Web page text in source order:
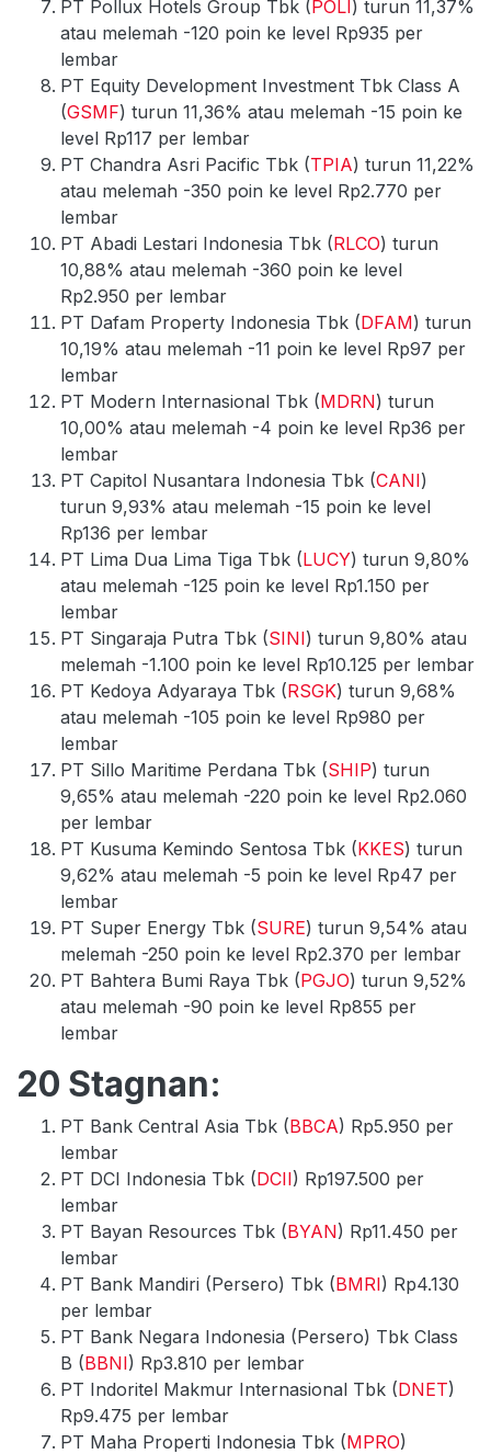
PT Pollux Hotels Group Tbk ( POLI ) turun 11,37%
atau melemah -120 poin ke level Rp935 per
lembar
PT Equity Development Investment Tbk Class A
(GSMF) turun 11,36% atau melemah -15 poin ke
level Rp117 per lembar
PT Chandra Asri Pacific Tbk (TPIA) turun 11,22%
atau melemah -350 poin ke level Rp2.770 per
lembar
PT Abadi Lestari Indonesia Tbk (RLCO) turun
10,88% atau melemah -360 poin ke level
Rp2.950 per lembar
PT Dafam Property Indonesia Tbk (DFAM) turun
10,19% atau melemah -11 poin ke level Rp97 per
lembar
PT Modern Internasional Tbk (MDRN) turun
10,00% atau melemah -4 poin ke level Rp36 per
lembar
PT Capitol Nusantara Indonesia Tbk (CANI)
turun 9,93% atau melemah -15 poin ke level
Rp136 per lembar
PT Lima Dua Lima Tiga Tbk (LUCY) turun 9,80%
atau melemah -125 poin ke level Rp1.150 per
lembar
PT Singaraja Putra Tbk (SINI) turun 9,80% atau
melemah -1.100 poin ke level Rp10.125 per lembar
PT Kedoya Adyaraya Tbk (RSGK) turun 9,68%
atau melemah -105 poin ke level Rp980 per
lembar
PT Sillo Maritime Perdana Tbk (SHIP) turun
9,65% atau melemah -220 poin ke level Rp2.060
per lembar
PT Kusuma Kemindo Sentosa Tbk (KKES) turun
9,62% atau melemah -5 poin ke level Rp47 per
lembar
PT Super Energy Tbk (SURE) turun 9,54% atau
melemah -250 poin ke level Rp2.370 per lembar
PT Bahtera Bumi Raya Tbk (PGJO) turun 9,52%
atau melemah -90 poin ke level Rp855 per
lembar
20 Stagnan:
PT Bank Central Asia Tbk (BBCA) Rp5.950 per
lembar
PT DCI Indonesia Tbk (DCII) Rp197.500 per
lembar
PT Bayan Resources Tbk (BYAN) Rp11.450 per
lembar
PT Bank Mandiri (Persero) Tbk (BMRI) Rp4.130
per lembar
PT Bank Negara Indonesia (Persero) Tbk Class
B (BBNI) Rp3.810 per lembar
PT Indoritel Makmur Internasional Tbk (DNET)
Rp9.475 per lembar
PT Maha Properti Indonesia Tbk (MPRO)